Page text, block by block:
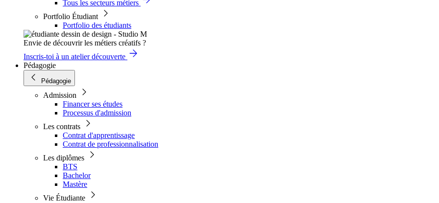
Tous les secteurs métiers
Portfolio Étudiant
Portfolio des étudiants
Envie de découvrir les métiers créatifs ?
Inscris-toi à un atelier découverte
Pédagogie
Pédagogie
Admission
Financer ses études
Processus d'admission
Les contrats
Contrat d'apprentissage
Contrat de professionnalisation
Les diplômes
BTS
Bachelor
Mastère
Vie Étudiante